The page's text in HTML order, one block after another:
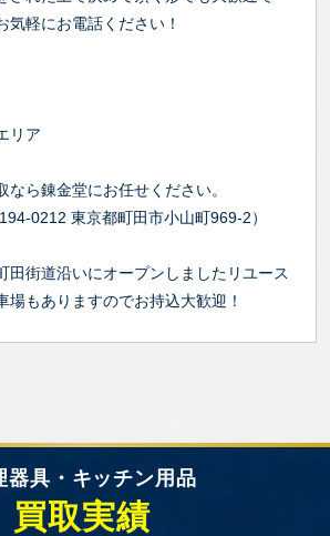
気軽にお電話ください！
リア
ら錬金堂にお任せください。
0212 東京都町田市小山町969-2）
田街道沿いにオープンしましたリユース
場もありますのでお持込大歓迎！
器具・キッチン用品
買取実績